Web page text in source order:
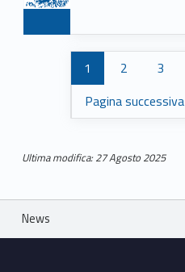
1 2 3
Pagina successiva
Ultima modifica: 27 Agosto 2025
Skip back to main navigation
Breadcrumbs navigation
News